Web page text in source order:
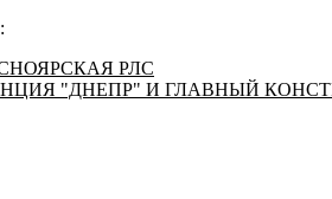
РЛС
"ДНЕПР" И ГЛАВНЫЙ